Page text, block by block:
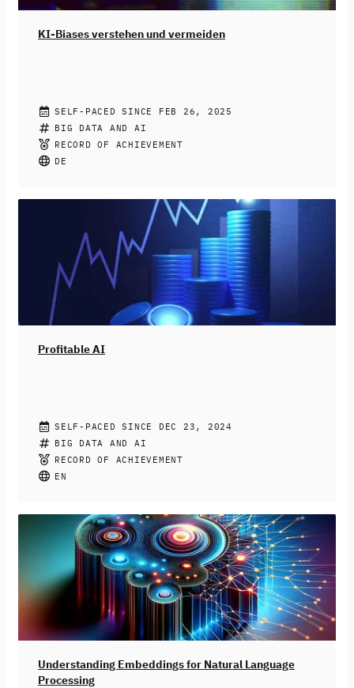
KI-Biases verstehen und vermeiden
JENNIFER FRITZ
Künstliche Intelligenz durchdringt zunehmend unseren
(Arbeits)Alltag. Vor allem generative KI-Systeme haben
die Masse der Arbeitnehmerschaft erreicht. Doch diese
durch Menschen erzeugt. Diese Biases können zu
diskriminierenden Ergebnissen führen. Das Erkennen,
Verstehen und Bereinigen von Biases ist deshalb von
entscheidender Bedeutung, um eine gerechte und
ethische Nutzung zu gewährleisten und potenzielle
Schäden von Teilnehmenden und Unternehmen
abzuwählen.
SELF-PACED SINCE FEB 26, 2025
BIG DATA AND AI
RECORD OF ACHIEVEMENT
DE
Profitable AI
ELIZABETH PRESS
This course explores the hype and realities surrounding
AI, the challenges companies face in using AI profitably,
and how Germany is performing in the AI landscape. It
and scaled for long-term profitable growth. Created for
managers and data experts looking to maximize AI’s
potential, the course requires no prior experience,
though a basic understanding of business strategy, data
analytics, and AI concepts is beneficial.
SELF-PACED SINCE DEC 23, 2024
BIG DATA AND AI
RECORD OF ACHIEVEMENT
EN
Understanding Embeddings for Natural Language
Processing